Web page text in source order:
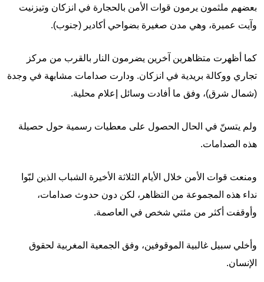
بعضهم ملثمون يرمون قوات الأمن بالحجارة في انزكان وتيزنيت
وآيت عميرة، وهي مدن صغيرة بضواحي أكادير (جنوب).
كما أظهرت متظاهرين آخرين يضرمون النار بالقرب من مركز
تجاري ووكالة بريدية في انزكان. ودارت صدامات مشابهة في وجدة
(شمال شرق)، وفق ما أفادت وسائل إعلام محلية.
ولم يتسنّ في الحال الحصول على معطيات رسمية حول حصيلة
هذه الصدامات.
ومنعت قوات الأمن خلال الأيام الثلاثة الأخيرة الشباب الذين لبّوا
نداء هذه المجموعة من التظاهر، لكن دون حدوث صدامات،
وأوقفت أكثر من مئتي شخص في العاصمة.
وأخلي سبيل غالبية الموقوفين، وفق الجمعية المغربية لحقوق
الإنسان.